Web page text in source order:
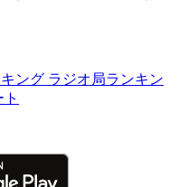
ング ラジオ局ランキン